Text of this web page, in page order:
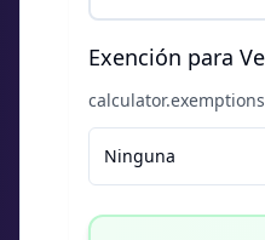
Exención para
Ninguna